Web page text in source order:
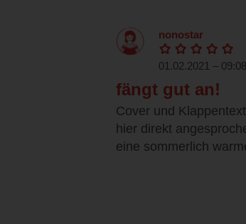
nonostar
01.02.2021 – 09:08
fängt gut an!
Cover und
hier direkt
eine sommerlich